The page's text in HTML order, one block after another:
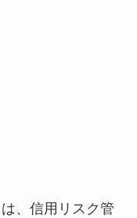
、信用リスク管